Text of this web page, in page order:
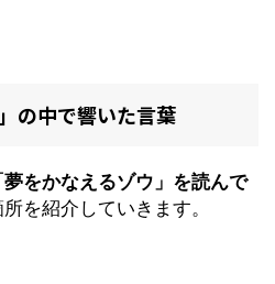
の中で響いた言葉
夢をかなえるゾウ」を読んで
を紹介していきます。